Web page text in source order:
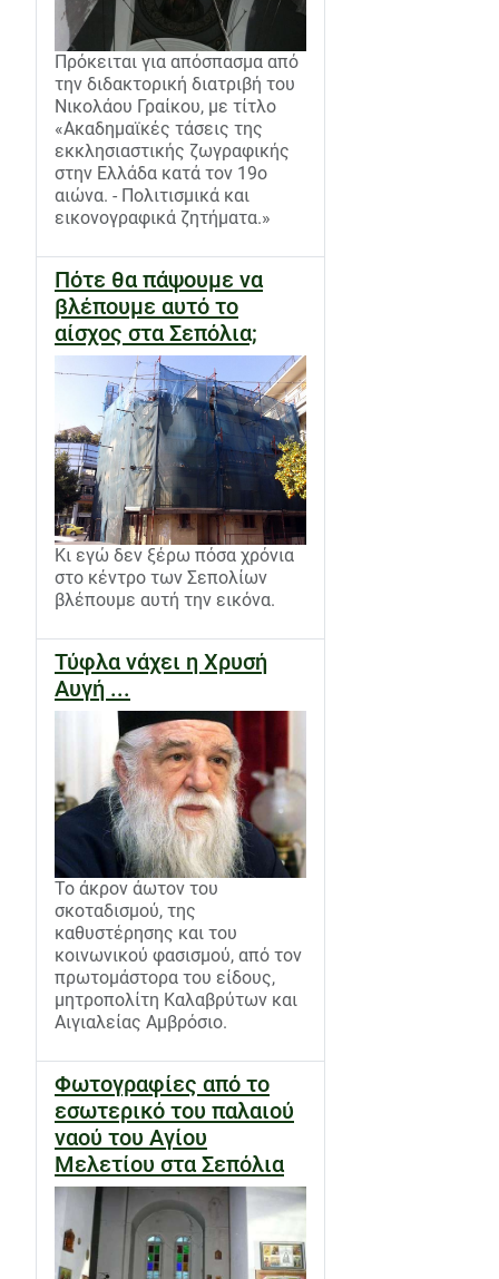
Πρόκειται για απόσπασμα από
την διδακτορική διατριβή του
Νικολάου Γραίκου, με τίτλο
«Ακαδημαϊκές τάσεις της
εκκλησιαστικής ζωγραφικής
στην Ελλάδα κατά τον 19ο
αιώνα. - Πολιτισμικά και
εικονογραφικά ζητήματα.»
Πότε θα πάψουμε να
βλέπουμε αυτό το
αίσχος στα Σεπόλια;
Κι εγώ δεν ξέρω πόσα χρόνια
στο κέντρο των Σεπολίων
βλέπουμε αυτή την εικόνα.
Τύφλα νάχει η Χρυσή
Αυγή ...
Το άκρον άωτον του
σκοταδισμού, της
καθυστέρησης και του
κοινωνικού φασισμού, από τον
πρωτομάστορα του είδους,
μητροπολίτη Καλαβρύτων και
Αιγιαλείας Αμβρόσιο.
Φωτογραφίες από το
εσωτερικό του παλαιού
ναού του Αγίου
Μελετίου στα Σεπόλια